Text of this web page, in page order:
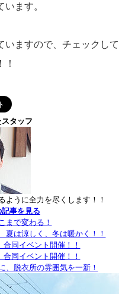
います。
いますので、チェックして
！
タッフ
ように全力を尽くします！！
事を見る
まで変わる！
は涼しく、冬は暖かく！！
同イベント開催！！
同イベント開催！！
、脱衣所の雰囲気を一新！